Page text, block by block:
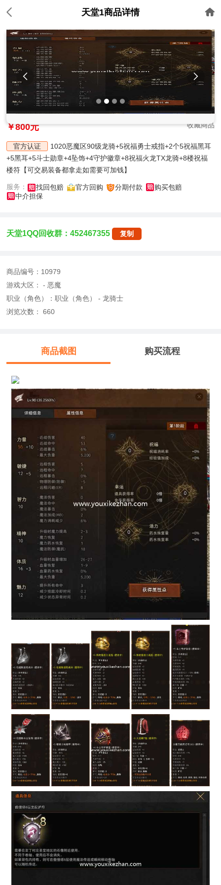
天堂1商品详情
 
￥800元 收藏商品
官方认证
1020恶魔区90级龙骑+5祝福勇士戒指+2个5祝福黑耳
+5黑耳+5斗士勋章+4坠饰+4守护徽章+8祝福火龙TX龙骑+8楼祝福
楼符【可交易装备都拿走如需要可加钱】
服务： 找回包赔 官方回购 分期付款
购买包赔
中介担保
天堂1QQ回收群：452467355 复制
商品编号：10979
游戏大区： - 恶魔
职业（角色）：职业（角色） - 龙骑士
浏览次数：660
商品截图 购买流程